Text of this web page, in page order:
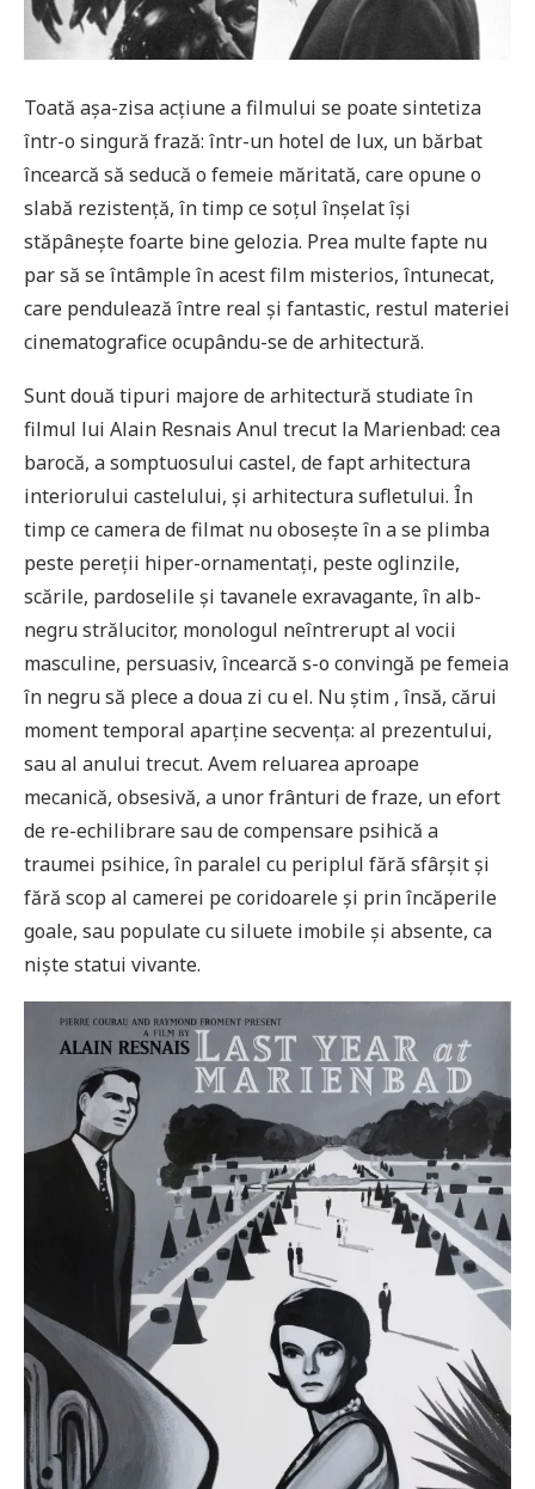
Toată așa-zisa acțiune a filmului se poate sintetiza
într-o singură frază: într-un hotel de lux, un bărbat
încearcă să seducă o femeie măritată, care opune o
slabă rezistență, în timp ce soțul înșelat își
stăpânește foarte bine gelozia. Prea multe fapte nu
par să se întâmple în acest film misterios, întunecat,
care pendulează între real și fantastic, restul materiei
cinematografice ocupându-se de arhitectură.
Sunt două tipuri majore de arhitectură studiate în
filmul lui Alain Resnais Anul trecut la Marienbad: cea
barocă, a somptuosului castel, de fapt arhitectura
interiorului castelului, și arhitectura sufletului. În
timp ce camera de filmat nu obosește în a se plimba
peste pereții hiper-ornamentați, peste oglinzile,
scările, pardoselile și tavanele exravagante, în alb-
negru strălucitor, monologul neîntrerupt al vocii
masculine, persuasiv, încearcă s-o convingă pe femeia
în negru să plece a doua zi cu el. Nu știm , însă, cărui
moment temporal aparține secvența: al prezentului,
sau al anului trecut. Avem reluarea aproape
mecanică, obsesivă, a unor frânturi de fraze, un efort
de re-echilibrare sau de compensare psihică a
traumei psihice, în paralel cu periplul fără sfârșit și
fără scop al camerei pe coridoarele și prin încăperile
goale, sau populate cu siluete imobile și absente, ca
niște statui vivante.